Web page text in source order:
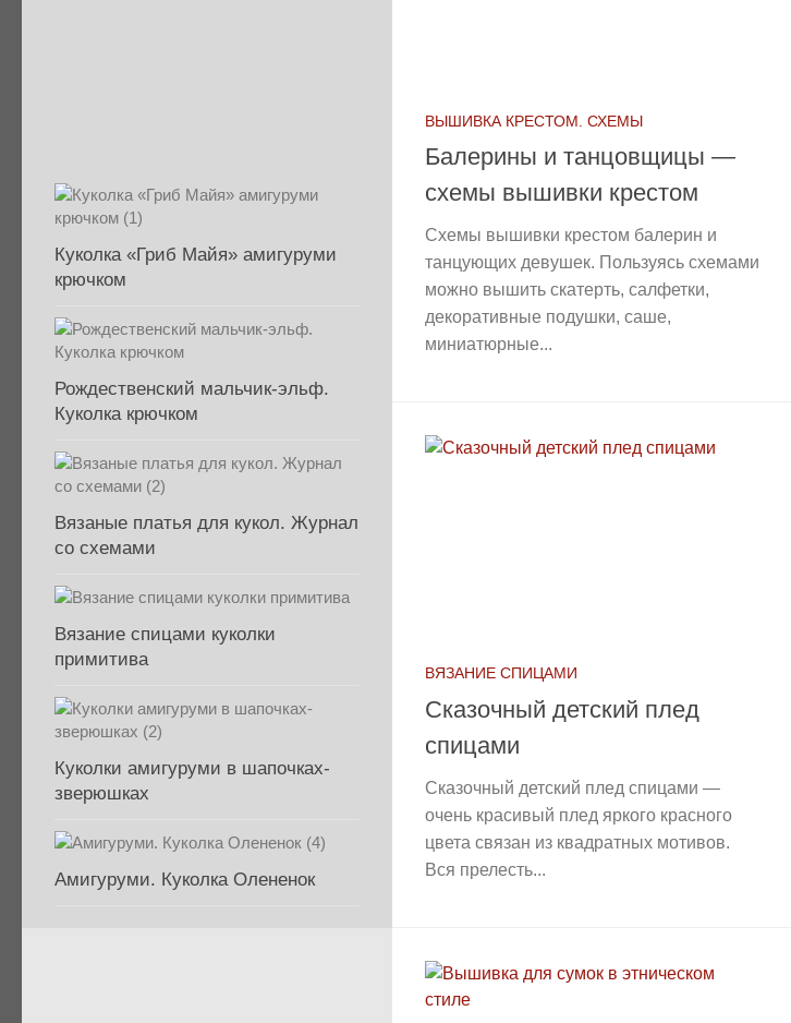
ВЫШИВКА КРЕСТОМ. СХЕМЫ
Балерины и танцовщицы —
схемы вышивки крестом
Схемы вышивки крестом балерин и
танцующих девушек. Пользуясь схемами
можно вышить скатерть, салфетки,
декоративные подушки, саше,
миниатюрные...
ВЯЗАНИЕ СПИЦАМИ
Сказочный детский плед
спицами
Сказочный детский плед спицами —
очень красивый плед яркого красного
цвета связан из квадратных мотивов.
Вся прелесть...
Куколка «Гриб Майя» амигуруми
крючком
Рождественский мальчик-эльф.
Куколка крючком
Вязаные платья для кукол. Журнал
со схемами
Вязание спицами куколки
примитива
Куколки амигуруми в шапочках-
зверюшках
Амигуруми. Куколка Олененок